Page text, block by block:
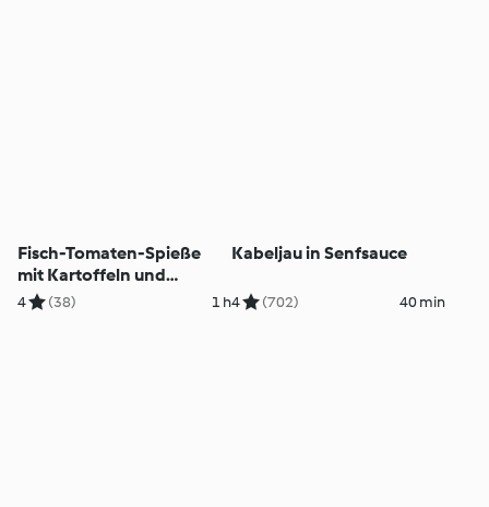
Fisch-Tomaten-Spieße
mit Kartoffeln und
Paprikasauce
4 (38) 1 h
Kabeljau in Senfsauce
4 (702) 40 min